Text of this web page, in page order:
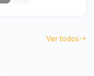
Ver todos